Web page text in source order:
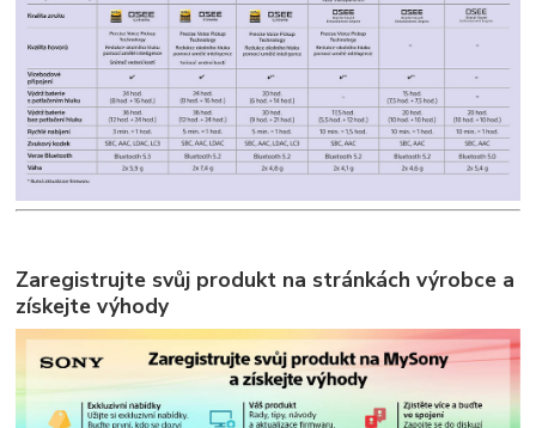
Zaregistrujte svůj produkt na stránkách výrobce a
získejte výhody